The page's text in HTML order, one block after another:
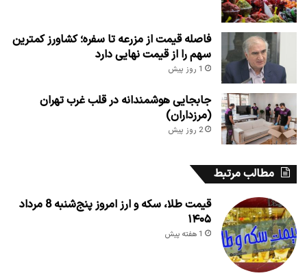
فاصله قیمت از مزرعه تا سفره؛ کشاورز کمترین
سهم را از قیمت نهایی دارد
1 روز پیش
جابجایی هوشمندانه در قلب غرب تهران
(مرزداران)
2 روز پیش
مطالب مرتبط
قیمت طلا، سکه و ارز امروز پنج‌شنبه 8 مرداد
۱۴۰۵
1 هفته پیش